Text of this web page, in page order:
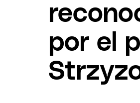
por el